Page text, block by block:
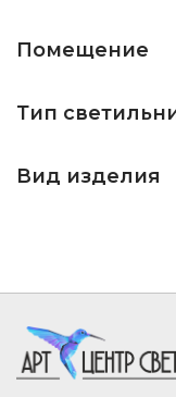
Помещение
Тип
Вид изделия